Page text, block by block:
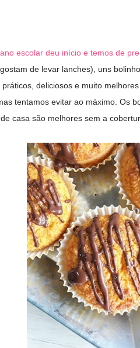
escolar deu início e temos de
de levar lanches), uns
deliciosos e muito
tentamos evitar ao máximo. Os
casa são melhores sem a